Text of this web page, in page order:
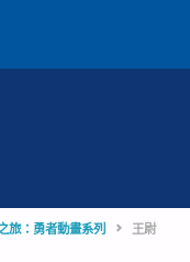
旅：勇者動畫系列
王尉